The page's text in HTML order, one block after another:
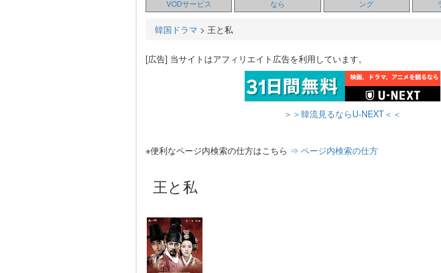
VODサービス
なら
ング
韓国ドラマ > 王と私
[広告] 当サイトはアフィリエイト広告を利用しています。
＞＞韓流見るならU-NEXT＜＜
※便利なページ内検索の仕方はこちら ⇒ ページ内検索の仕方
王と私